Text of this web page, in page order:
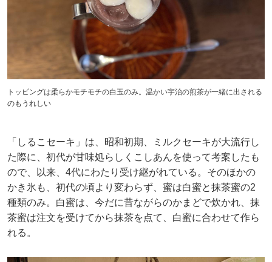
トッピングは柔らかモチモチの白玉のみ。温かい宇治の煎茶が一緒に出される
のもうれしい
「しるこセーキ」は、昭和初期、ミルクセーキが大流行し
た際に、初代が甘味処らしくこしあんを使って考案したも
ので、以来、4代にわたり受け継がれている。そのほかの
かき氷も、初代の頃より変わらず、蜜は白蜜と抹茶蜜の2
種類のみ。白蜜は、今だに昔ながらのかまどで炊かれ、抹
茶蜜は注文を受けてから抹茶を点て、白蜜に合わせて作ら
れる。